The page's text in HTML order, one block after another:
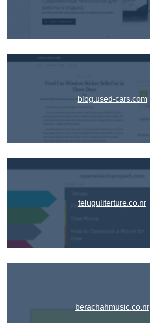
blog.used-cars.com
teluguliterture.co.nr
berachahmusic.co.nr